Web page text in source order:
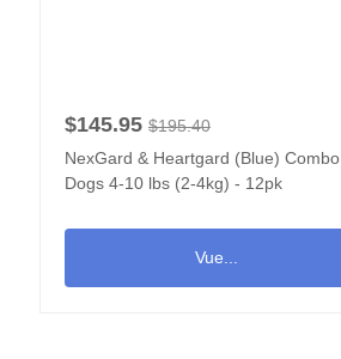
$145.95 $195.40
NexGard & Heartgard (Blue) Combo
Dogs 4-10 lbs (2-4kg) - 12pk
Vue...